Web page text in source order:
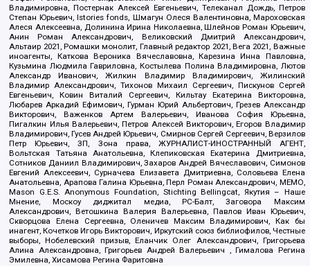
Владимировна, Постернак Алексей Евгеньевич, Телеканал Дождь, Петров
Степан Юрьевич, Istories fonds, Шмагун Олеся Валентиновна, Мароховская
Алеся Алексеевна, Долинина Ирина Николаевна, Шлейнов Роман Юрьевич,
Анин Роман Александрович, Великовский Дмитрий Александрович,
Альтаир 2021, Ромашки монолит, Главный редактор 2021, Вега 2021, Важные
иноагенты, Каткова Вероника Вячеславовна, Карезина Инна Павловна,
Кузьмина Людмила Гавриловна, Костылева Полина Владимировна, Лютов
Александр Иванович, Жилкин Владимир Владимирович, Жилинский
Владимир Александрович, Тихонов Михаил Сергеевич, Пискунов Сергей
Евгеньевич, Ковин Виталий Сергеевич, Кильтау Екатерина Викторовна,
Любарев Аркадий Ефимович, Гурман Юрий Альбертович, Грезев Александр
Викторович, Важенков Артем Валерьевич, Иванова София Юрьевна,
Пигалкин Илья Валерьевич, Петров Алексей Викторович, Егоров Владимир
Владимирович, Гусев Андрей Юрьевич, Смирнов Сергей Сергеевич, Верзилов
Петр Юрьевич, ЗП, Зона права, ЖУРНАЛИСТ-ИНОСТРАННЫЙ АГЕНТ,
Вольтская Татьяна Анатольевна, Клепиковская Екатерина Дмитриевна,
Сотников Даниил Владимирович, Захаров Андрей Вячеславович, Симонов
Евгений Алексеевич, Сурначева Елизавета Дмитриевна, Соловьева Елена
Анатольевна, Арапова Галина Юрьевна, Перл Роман Александрович, МЕМО,
Mason G.E.S. Anonymous Foundation, Stichting Bellingcat, Якутия – Наше
Мнение, Москоу диджитал медиа, РС-Балт, Заговора Максим
Александрович, Ветошкина Валерия Валерьевна, Павлов Иван Юрьевич,
Скворцова Елена Сергеевна, Оленичев Максим Владимирович, Как бы
инагент, Кочетков Игорь Викторович, Иркутский союз библиофилов, Честные
выборы, Нобелевский призыв, Еланчик Олег Александрович, Григорьева
Алина Александровна, Григорьев Андрей Валерьевич , Гималова Регина
Эмилевна, Хисамова Регина Фаритовна